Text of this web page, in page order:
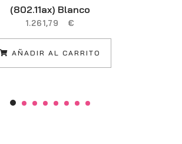
(802.11ax) Blanco
1.261,79 €
AÑADIR AL CARRITO